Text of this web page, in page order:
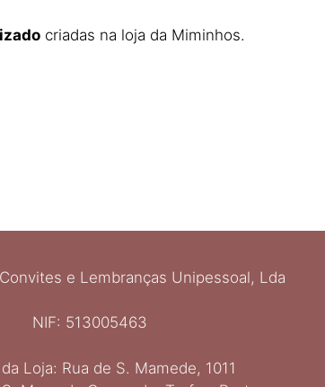
criadas na loja da Miminhos.​
e Lembranças Unipessoal, Lda
NIF: 513005463
Loja: Rua de S. Mamede, 1011